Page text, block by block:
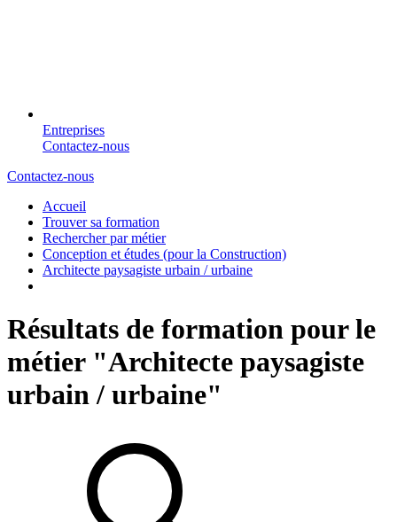
Entreprises
Contactez-nous
Contactez-nous
Accueil
Trouver sa formation
Rechercher par métier
Conception et études (pour la Construction)
Architecte paysagiste urbain / urbaine
Résultats de formation pour le
métier "Architecte paysagiste
urbain / urbaine"